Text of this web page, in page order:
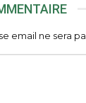
email ne sera